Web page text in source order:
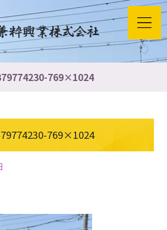
769×1024
769×1024